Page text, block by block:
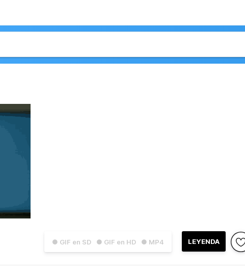
● GIF en SD ● GIF en HD ● MP4 LEYENDA